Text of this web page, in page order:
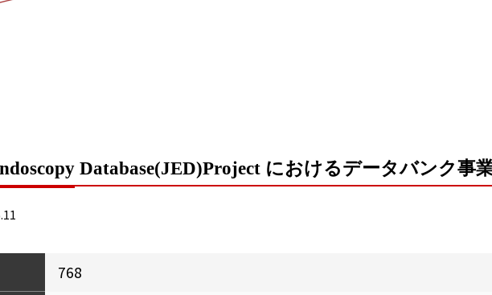
Database(JED)Project におけるデータバンク事
768